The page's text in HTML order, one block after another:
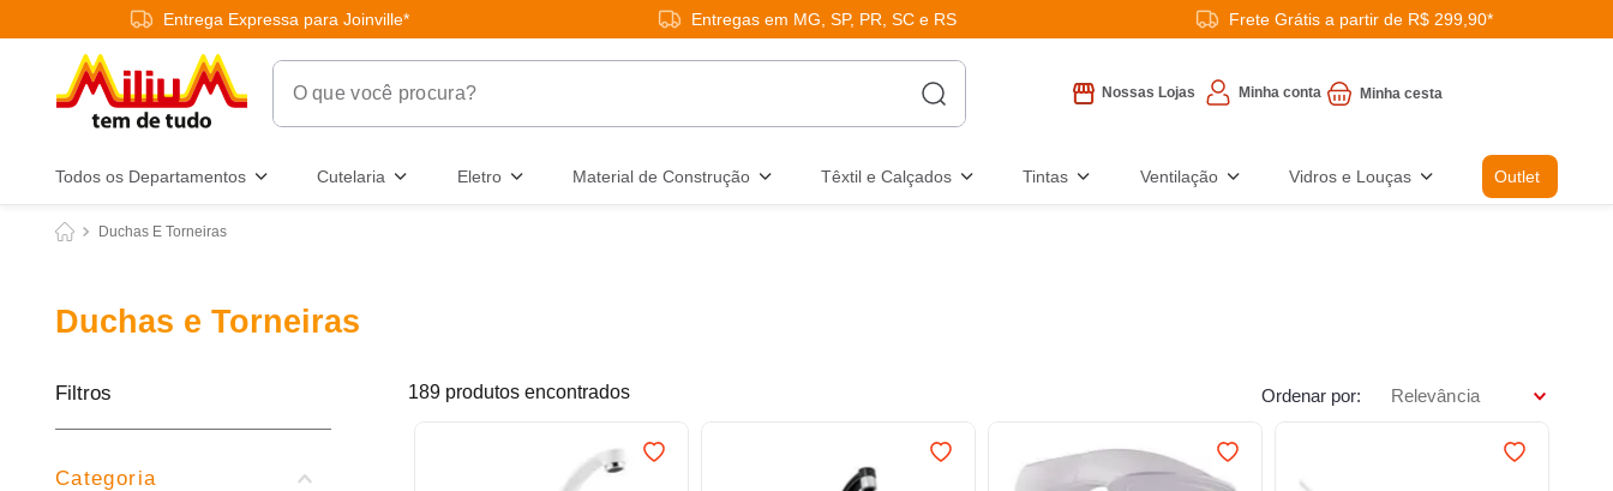
Entrega Expressa para Joinville* Entregas em MG, SP, PR, SC e RS Frete Grátis a partir de R$ 299,90*
O que você procura?
Nossas Lojas Minha conta
Todos os Departamentos Cutelaria Eletro Material de Construção Têxtil e Calçados Tintas Ventilação Vidros e Louças Outlet
Duchas E Torneiras
Duchas e Torneiras
Filtros
Categoria
189 produtos Ordenar por Relevância
4º frigideira multiflon